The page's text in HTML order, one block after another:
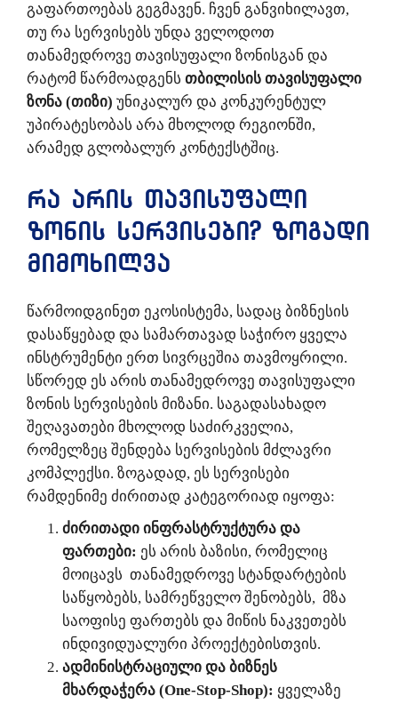
გაფართოებას გეგმავენ. ჩვენ განვიხილავთ,
თუ რა სერვისებს უნდა ველოდოთ
თანამედროვე თავისუფალი ზონისგან და
რატომ წარმოადგენს თბილისის თავისუფალი
ზონა (თიზი) უნიკალურ და კონკურენტულ
უპირატესობას არა მხოლოდ რეგიონში,
არამედ გლობალურ კონტექსტშიც.
რა არის თავისუფალი
ზონის სერვისები? ზოგადი
მიმოხილვა
წარმოიდგინეთ ეკოსისტემა, სადაც ბიზნესის
დასაწყებად და სამართავად საჭირო ყველა
ინსტრუმენტი ერთ სივრცეშია თავმოყრილი.
სწორედ ეს არის თანამედროვე თავისუფალი
ზონის სერვისების მიზანი. საგადასახადო
შეღავათები მხოლოდ საძირკველია,
რომელზეც შენდება სერვისების მძლავრი
კომპლექსი. ზოგადად, ეს სერვისები
რამდენიმე ძირითად კატეგორიად იყოფა:
ძირითადი ინფრასტრუქტურა და
ფართები: ეს არის ბაზისი, რომელიც
მოიცავს თანამედროვე სტანდარტების
საწყობებს, სამრეწველო შენობებს, მზა
საოფისე ფართებს და მიწის ნაკვეთებს
ინდივიდუალური პროექტებისთვის.
ადმინისტრაციული და ბიზნეს
მხარდაჭერა (One-Stop-Shop): ყველაზე